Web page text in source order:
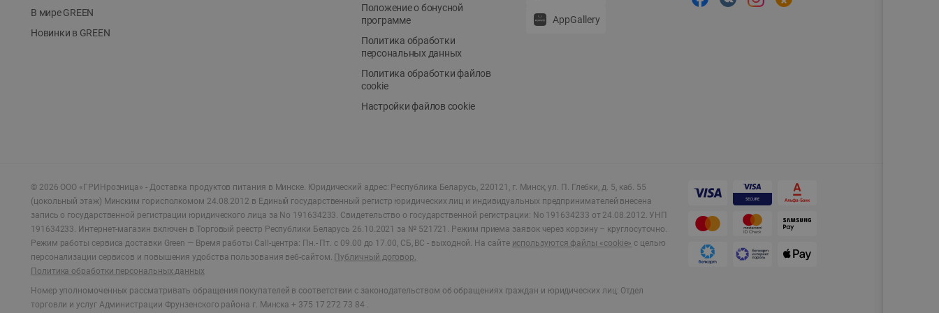
В мире GREEN
Новинки в GREEN
Положение о бонусной
программе
Политика обработки
персональных данных
Политика обработки файлов
cookie
Настройки файлов cookie
AppGallery
© 2026 ООО «ГРИНрозница» - Доставка продуктов питания в Минске. Юридический адрес: Республика Беларусь, 220121, г. Минск, ул. П. Глебки, д. 5, каб. 55
(цокольный этаж) Минским горисполкомом 24.08.2012 в Единый государственный регистр юридических лиц и индивидуальных предпринимателей внесена
запись о государственной регистрации юридического лица за No 191634233. Свидетельство о государственной регистрации: No 191634233 от 24.08.2012. УНП
191634233. Интернет-магазин включен в Торговый реестр Республики Беларусь 26.10.2021 за № 521721. Режим приема заявок через корзину – круглосуточно.
Режим работы сервиса доставки Green — Время работы Call-центра: Пн.- Пт. с 09.00 до 17.00, СБ, ВС - выходной. На сайте используются файлы «cookie» с целью
персонализации сервисов и повышения удобства пользования веб-сайтом. Публичный договор.
Политика обработки персональных данных
Номер уполномоченных рассматривать обращения покупателей в соответствии с законодательством об обращениях граждан и юридических лиц: Отдел
торговли и услуг Администрации Фрунзенского района г. Минска + 375 17 272 73 84 .